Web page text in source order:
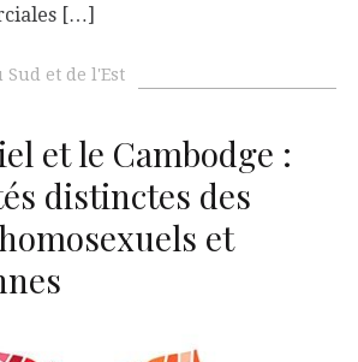
[…]
Sud et de l'Est
et le Cambodge :
distinctes des
et